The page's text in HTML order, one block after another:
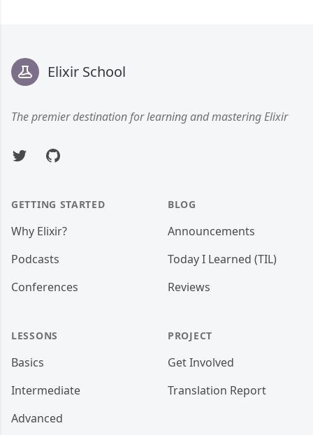
Elixir School
The premier destination for learning and mastering Elixir
TwitterGitHub
GETTING STARTED
Why Elixir?
Podcasts
Conferences
LESSONS
Basics
Intermediate
Advanced
BLOG
Announcements
Today I Learned (TIL)
Reviews
PROJECT
Get Involved
Translation Report